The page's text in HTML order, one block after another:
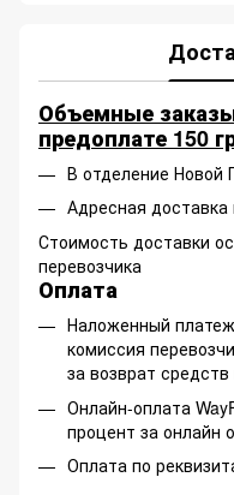
Объемные
предоплате 150
В отделение Новой
Адресная
Стоимость доставки
перевозчика
Оплата
Наложенный
комиссия
за возврат
Онлайн-оплата
процент за онлайн
Оплата по